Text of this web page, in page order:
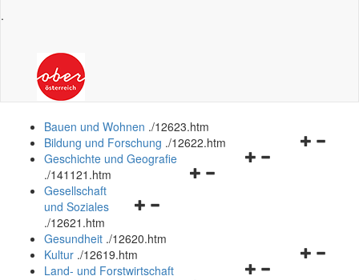
.
Bauen und Wohnen ./12623.htm
Navigationsmenü
Bildung und Forschung ./12622.htm
Navigationsmenü
Geschichte und Geografie
./141121.htm
Navigationsmenü
und
schließen
Gesellschaft
und Soziales
./12621.htm
Gesundheit ./12620.htm
Navigationsmenü
Kultur ./12619.htm
Land- und Forstwirtschaft